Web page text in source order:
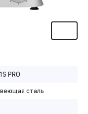
PRO
сталь